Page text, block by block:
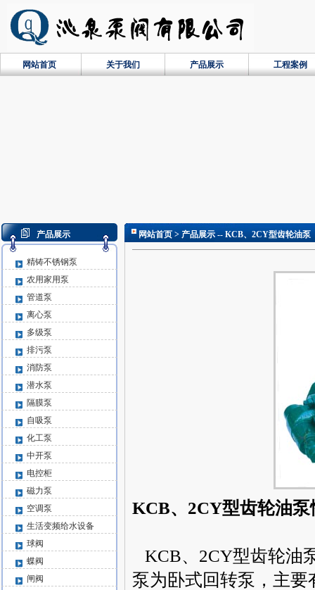
网站首页 关于我们 产品展示 工程案例
产品展示
精铸不锈钢泵
农用家用泵
管道泵
离心泵
多级泵
排污泵
消防泵
潜水泵
隔膜泵
自吸泵
化工泵
中开泵
电控柜
磁力泵
空调泵
生活变频给水设备
球阀
蝶阀
闸阀
网站首页 > 产品展示 -- KCB、2CY型齿轮油泵
KCB、2CY型齿轮油泵
KCB、 2CY型齿轮油
泵为卧式回转泵，主